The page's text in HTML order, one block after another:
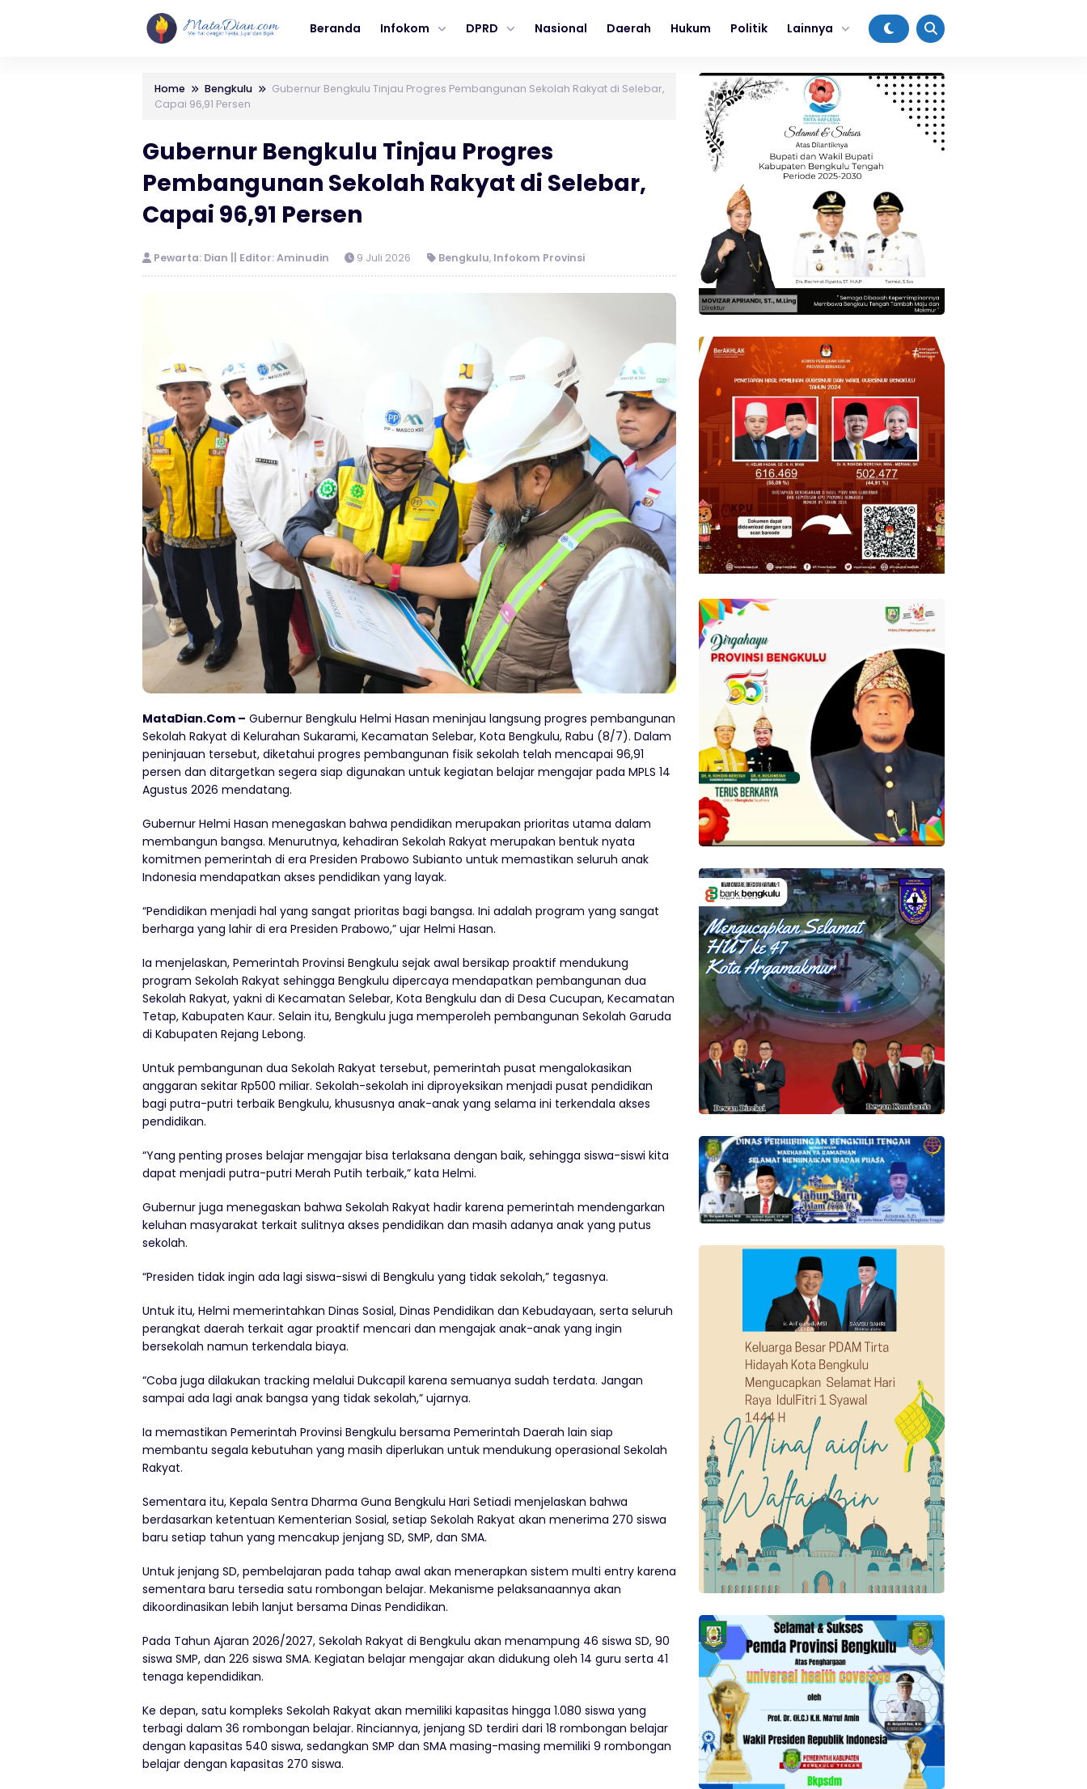
Beranda Infokom DPRD Nasional Daerah Hukum Politik Lainnya
Home Bengkulu
Gubernur Bengkulu Tinjau Progres Pembangunan Sekolah Rakyat di Selebar,
Capai 96,91 Persen
Gubernur Bengkulu Tinjau Progres
Pembangunan Sekolah Rakyat di Selebar,
Capai 96,91 Persen
Pewarta: Dian || Editor: Aminudin 9 Juli 2026 Bengkulu, Infokom Provinsi
MataDian.Com – Gubernur Bengkulu Helmi Hasan meninjau langsung progres pembangunan
Sekolah Rakyat di Kelurahan Sukarami, Kecamatan Selebar, Kota Bengkulu, Rabu (8/7). Dalam
peninjauan tersebut, diketahui progres pembangunan fisik sekolah telah mencapai 96,91
persen dan ditargetkan segera siap digunakan untuk kegiatan belajar mengajar pada MPLS 14
Agustus 2026 mendatang.
Gubernur Helmi Hasan menegaskan bahwa pendidikan merupakan prioritas utama dalam
membangun bangsa. Menurutnya, kehadiran Sekolah Rakyat merupakan bentuk nyata
komitmen pemerintah di era Presiden Prabowo Subianto untuk memastikan seluruh anak
Indonesia mendapatkan akses pendidikan yang layak.
“Pendidikan menjadi hal yang sangat prioritas bagi bangsa. Ini adalah program yang sangat
berharga yang lahir di era Presiden Prabowo,” ujar Helmi Hasan.
Ia menjelaskan, Pemerintah Provinsi Bengkulu sejak awal bersikap proaktif mendukung
program Sekolah Rakyat sehingga Bengkulu dipercaya mendapatkan pembangunan dua
Sekolah Rakyat, yakni di Kecamatan Selebar, Kota Bengkulu dan di Desa Cucupan, Kecamatan
Tetap, Kabupaten Kaur. Selain itu, Bengkulu juga memperoleh pembangunan Sekolah Garuda
di Kabupaten Rejang Lebong.
Untuk pembangunan dua Sekolah Rakyat tersebut, pemerintah pusat mengalokasikan
anggaran sekitar Rp500 miliar. Sekolah-sekolah ini diproyeksikan menjadi pusat pendidikan
bagi putra-putri terbaik Bengkulu, khususnya anak-anak yang selama ini terkendala akses
pendidikan.
“Yang penting proses belajar mengajar bisa terlaksana dengan baik, sehingga siswa-siswi kita
dapat menjadi putra-putri Merah Putih terbaik,” kata Helmi.
Gubernur juga menegaskan bahwa Sekolah Rakyat hadir karena pemerintah mendengarkan
keluhan masyarakat terkait sulitnya akses pendidikan dan masih adanya anak yang putus
sekolah.
“Presiden tidak ingin ada lagi siswa-siswi di Bengkulu yang tidak sekolah,” tegasnya.
Untuk itu, Helmi memerintahkan Dinas Sosial, Dinas Pendidikan dan Kebudayaan, serta seluruh
perangkat daerah terkait agar proaktif mencari dan mengajak anak-anak yang ingin
bersekolah namun terkendala biaya.
“Coba juga dilakukan tracking melalui Dukcapil karena semuanya sudah terdata. Jangan
sampai ada lagi anak bangsa yang tidak sekolah,” ujarnya.
Ia memastikan Pemerintah Provinsi Bengkulu bersama Pemerintah Daerah lain siap
membantu segala kebutuhan yang masih diperlukan untuk mendukung operasional Sekolah
Rakyat.
Sementara itu, Kepala Sentra Dharma Guna Bengkulu Hari Setiadi menjelaskan bahwa
berdasarkan ketentuan Kementerian Sosial, setiap Sekolah Rakyat akan menerima 270 siswa
baru setiap tahun yang mencakup jenjang SD, SMP, dan SMA.
Untuk jenjang SD, pembelajaran pada tahap awal akan menerapkan sistem multi entry karena
sementara baru tersedia satu rombongan belajar. Mekanisme pelaksanaannya akan
dikoordinasikan lebih lanjut bersama Dinas Pendidikan.
Pada Tahun Ajaran 2026/2027, Sekolah Rakyat di Bengkulu akan menampung 46 siswa SD, 90
siswa SMP, dan 226 siswa SMA. Kegiatan belajar mengajar akan didukung oleh 14 guru serta 41
tenaga kependidikan.
Ke depan, satu kompleks Sekolah Rakyat akan memiliki kapasitas hingga 1.080 siswa yang
terbagi dalam 36 rombongan belajar. Rinciannya, jenjang SD terdiri dari 18 rombongan belajar
dengan kapasitas 540 siswa, sedangkan SMP dan SMA masing-masing memiliki 9 rombongan
belajar dengan kapasitas 270 siswa.